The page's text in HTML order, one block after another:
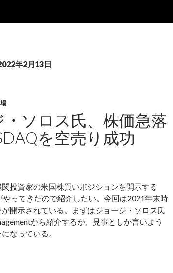
年2月13日
・ソロス氏、株価急落
を空売り成功
投資家の米国株買いポジションを開示する
やってきたので紹介したい。今回は2021年末時
開示されている。まずはジョージ・ソロス氏
から紹介するが、見事としか言いよう
なっている。
ジ・ソロス氏、株価急落前にNasdaqを空売り成功